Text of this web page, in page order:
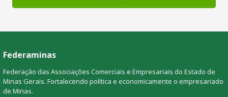
Federaminas
Federação das Associações Comerciais e Empresariais do Estado de
Minas Gerais. Fortalecendo política e economicamente o empresariado
de Minas.